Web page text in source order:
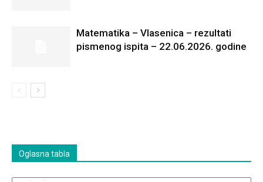
Matematika – Vlasenica – rezultati
pismenog ispita – 22.06.2026. godine
Oglasna tabla
Oglasna